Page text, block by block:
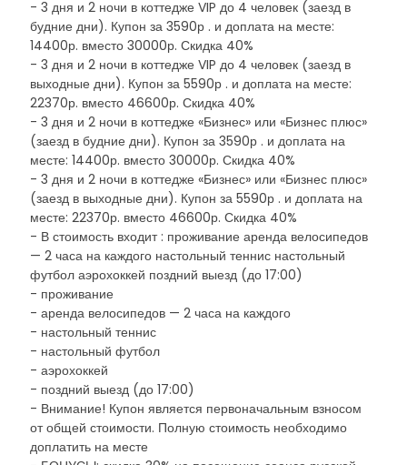
- 3 дня и 2 ночи в коттедже VIP до 4 человек (заезд в
будние дни). Купон за 3590р . и доплата на месте:
14400р. вместо 30000р. Скидка 40%
- 3 дня и 2 ночи в коттедже VIP до 4 человек (заезд в
выходные дни). Купон за 5590р . и доплата на месте:
22370р. вместо 46600р. Скидка 40%
- 3 дня и 2 ночи в коттедже «Бизнес» или «Бизнес плюс»
(заезд в будние дни). Купон за 3590р . и доплата на
месте: 14400р. вместо 30000р. Скидка 40%
- 3 дня и 2 ночи в коттедже «Бизнес» или «Бизнес плюс»
(заезд в выходные дни). Купон за 5590р . и доплата на
месте: 22370р. вместо 46600р. Скидка 40%
- В стоимость входит : проживание аренда велосипедов
— 2 часа на каждого настольный теннис настольный
футбол аэрохоккей поздний выезд (до 17:00)
- проживание
- аренда велосипедов — 2 часа на каждого
- настольный теннис
- настольный футбол
- аэрохоккей
- поздний выезд (до 17:00)
- Внимание! Купон является первоначальным взносом
от общей стоимости. Полную стоимость необходимо
доплатить на месте